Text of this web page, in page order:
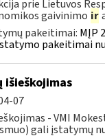
prie Lietuvos
gaivinimo ir
pakeitimai: MĮP
pakeitimai
išieškojimas
07
- VMI
gali įstatymų